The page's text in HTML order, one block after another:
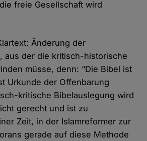
freie Gesellschaft wird
Änderung der
aus der die kritisch-historische
müsse, denn: “Die Bibel ist
Urkunde der Offenbarung
kritische Bibelauslegung wird
gerecht und ist zu
Zeit, in der Islamreformer zur
gerade auf diese Methode